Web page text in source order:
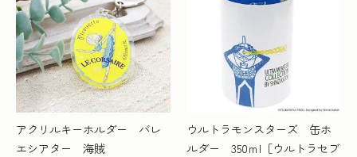
アクリルキーホルダー バレ
エシアター 海賊
ウルトラモンスターズ 缶ホ
ルダー 350ｍl［ウルトラセブ